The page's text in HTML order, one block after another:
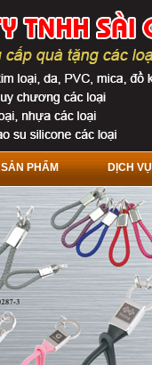
SẢN PHẨM DỊCH VỤ